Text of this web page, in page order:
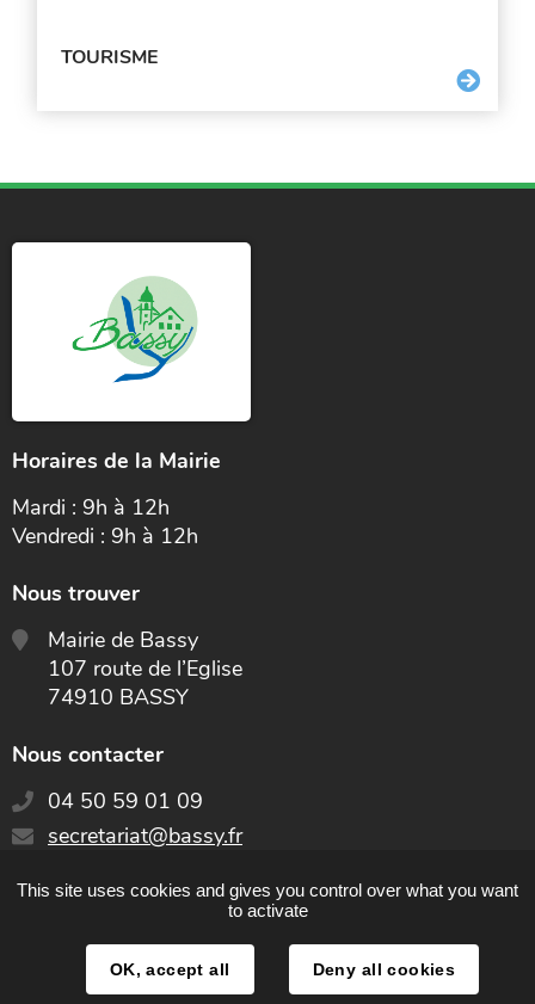
TOURISME
Horaires de la Mairie
Mardi : 9h à 12h
Vendredi : 9h à 12h
Nous trouver
Mairie de Bassy
107 route de l’Eglise
74910 BASSY
Nous contacter
04 50 59 01 09
E-
:
secretariat@bassy.fr
This site uses cookies and gives you control over what you want
to activate
OK, accept all Deny all cookies